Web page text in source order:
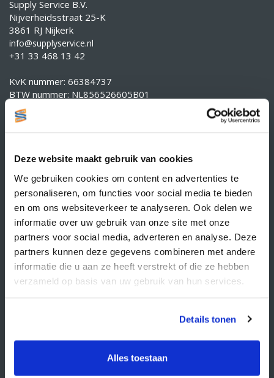
Deze website maakt gebruik van cookies
We gebruiken cookies om content en advertenties te
personaliseren, om functies voor social media te bieden
en om ons websiteverkeer te analyseren. Ook delen we
informatie over uw gebruik van onze site met onze
partners voor social media, adverteren en analyse. Deze
partners kunnen deze gegevens combineren met andere
informatie die u aan ze heeft verstrekt of die ze hebben
verzameld op basis van uw gebruik van hun services.
Details tonen
Alles toestaan
Supply Service B.V.
Nijverheidsstraat 25-K
3861 RJ Nijkerk
info@supplyservice.nl
+31 33 468 13 42
KvK nummer: 66384737
BTW nummer: NL856526605B01
Klantenservice
Over Supply Service B.V.
Veelgestelde vragen
Retourbeleid
Algemene voorwaarden
Privacy statement
Klacht indienen
Nieuwsbrief